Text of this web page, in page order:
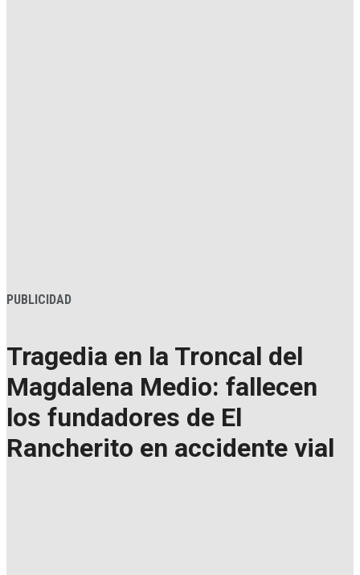
PUBLICIDAD
Tragedia en la Troncal del
Magdalena Medio: fallecen
los fundadores de El
Rancherito en accidente vial